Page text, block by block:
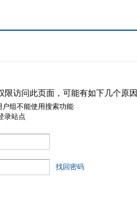
限访问此页面，可能有如下几个原因
组不能使用搜索功能
录站点
找回密码